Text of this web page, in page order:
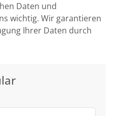
Daten und
wichtig. Wir garantieren
Ihrer Daten durch